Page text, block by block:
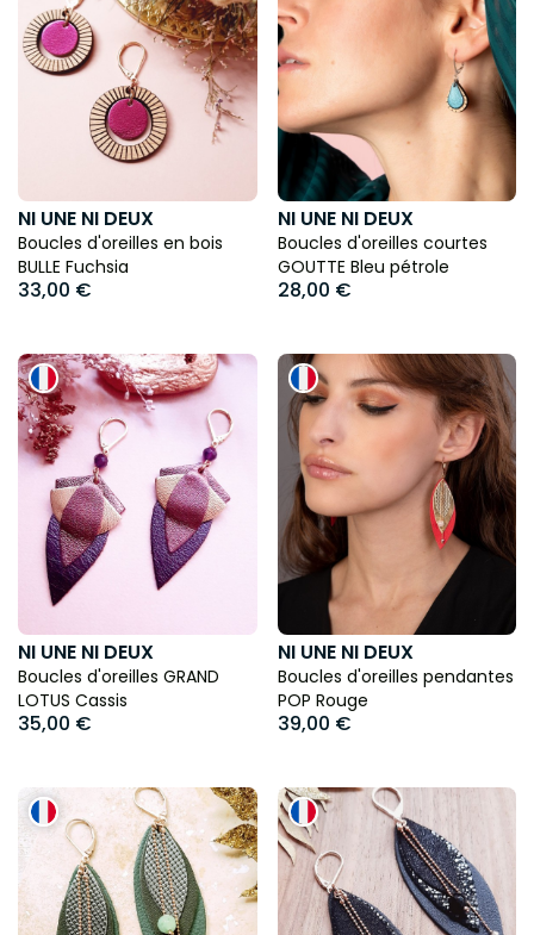
NI UNE NI DEUX
Boucles d'oreilles en bois
BULLE Fuchsia
33,00 €
NI UNE NI DEUX
Boucles d'oreilles courtes
GOUTTE Bleu pétrole
28,00 €
NI UNE NI DEUX
Boucles d'oreilles GRAND
LOTUS Cassis
35,00 €
NI UNE NI DEUX
Boucles d'oreilles pendantes
POP Rouge
39,00 €